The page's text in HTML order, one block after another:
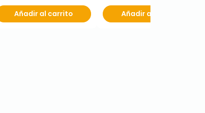
Añadir al carrito Añadir al carrito